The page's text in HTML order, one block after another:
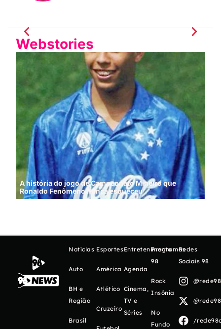
Webstories
A história do jogo de Campeonato Mineiro que
Ronaldo Fenômeno nunca esqueceu
Notícias
Auto
BH e
Região
Brasil
Esportes
América
Atlético
Cruzeiro
Entretenimento
Agenda
Cinema,
TV e
Séries
Programas
98
Rock
Insônia
No
Fundo
Redes
Sociais 98
/